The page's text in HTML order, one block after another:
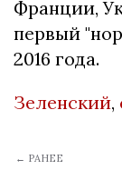
Франции,
первый
2016 года.
Зеленский,
← РАНЕЕ